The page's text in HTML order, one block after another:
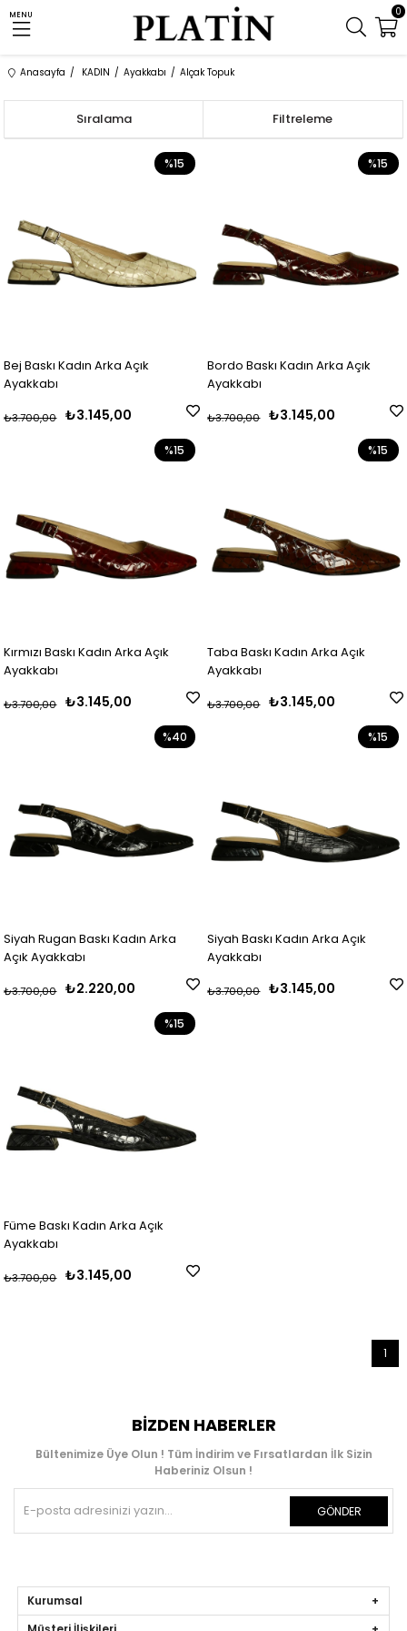
MENU 0
Anasayfa KADIN Ayakkabı Alçak Topuk
Filtreleme
Sıralama
Bej Baskı Kadın Arka Açık
Ayakkabı
₺3.145,00
₺3.700,00
%15
Bordo Baskı Kadın Arka Açık
Ayakkabı
₺3.145,00
₺3.700,00
%15
Kırmızı Baskı Kadın Arka Açık
Ayakkabı
₺3.145,00
₺3.700,00
%15
Taba Baskı Kadın Arka Açık
Ayakkabı
₺3.145,00
₺3.700,00
%15
Siyah Rugan Baskı Kadın Arka
Açık Ayakkabı
₺2.220,00
₺3.700,00
%40
Siyah Baskı Kadın Arka Açık
Ayakkabı
₺3.145,00
₺3.700,00
%15
Füme Baskı Kadın Arka Açık
Ayakkabı
₺3.145,00
₺3.700,00
%15
1
BIZDEN HABERLER
Bültenimize Üye Olun ! Tüm İndirim ve Fırsatlardan İlk Sizin
Haberiniz Olsun !
GÖNDER
Kurumsal